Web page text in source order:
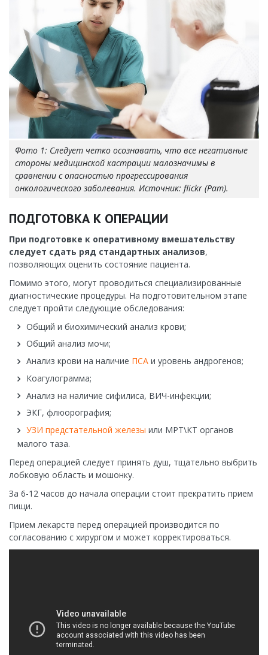
Фото 1: Следует четко осознавать, что все негативные
стороны медицинской кастрации малозначимы в
сравнении с опасностью прогрессирования
онкологического заболевания. Источник: flickr (Pam).
ПОДГОТОВКА К ОПЕРАЦИИ
При подготовке к оперативному вмешательству
следует сдать ряд стандартных анализов,
позволяющих оценить состояние пациента.
Помимо этого, могут проводиться специализированные
диагностические процедуры. На подготовительном этапе
следует пройти следующие обследования:
Общий и биохимический анализ крови;
Общий анализ мочи;
Анализ крови на наличие ПСА и уровень андрогенов;
Коагулограмма;
Анализ на наличие сифилиса, ВИЧ-инфекции;
ЭКГ, флюорография;
УЗИ предстательной железы или МРТ\КТ органов
малого таза.
Перед операцией следует принять душ, тщательно выбрить
лобковую область и мошонку.
За 6-12 часов до начала операции стоит прекратить прием
пищи.
Прием лекарств перед операцией производится по
согласованию с хирургом и может корректироваться.